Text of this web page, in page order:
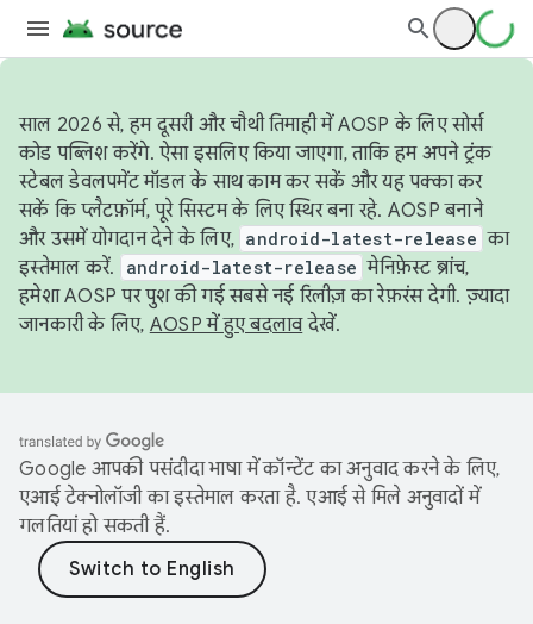
साल 2026 से, हम दूसरी और चौथी तिमाही में AOSP के लिए सोर्स
कोड पब्लिश करेंगे. ऐसा इसलिए किया जाएगा, ताकि हम अपने ट्रंक
स्टेबल डेवलपमेंट मॉडल के साथ काम कर सकें और यह पक्का कर
सकें कि प्लैटफ़ॉर्म, पूरे सिस्टम के लिए स्थिर बना रहे. AOSP बनाने
और उसमें योगदान देने के लिए, android-latest-release का
इस्तेमाल करें.
android-latest-release मेनिफ़ेस्ट ब्रांच,
हमेशा AOSP पर पुश की गई सबसे नई रिलीज़ का रेफ़रंस देगी. ज़्यादा
जानकारी के लिए, AOSP में हुए बदलावदेखें.
Google आपकी पसंदीदा भाषा में कॉन्टेंट का अनुवाद करने के लिए,
एआई टेक्नोलॉजी का इस्तेमाल करता है. एआई से मिले अनुवादों में
गलतियां हो सकती हैं.